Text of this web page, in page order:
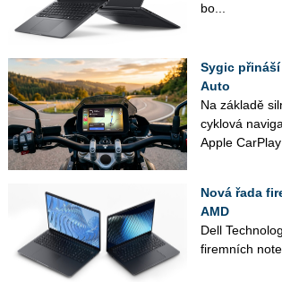
bo...
Sygic
Auto
Na zá­kla­dě
cy­klo­vá
Apple Car­Play
Nová řada
AMD
Dell
fi­rem­ních